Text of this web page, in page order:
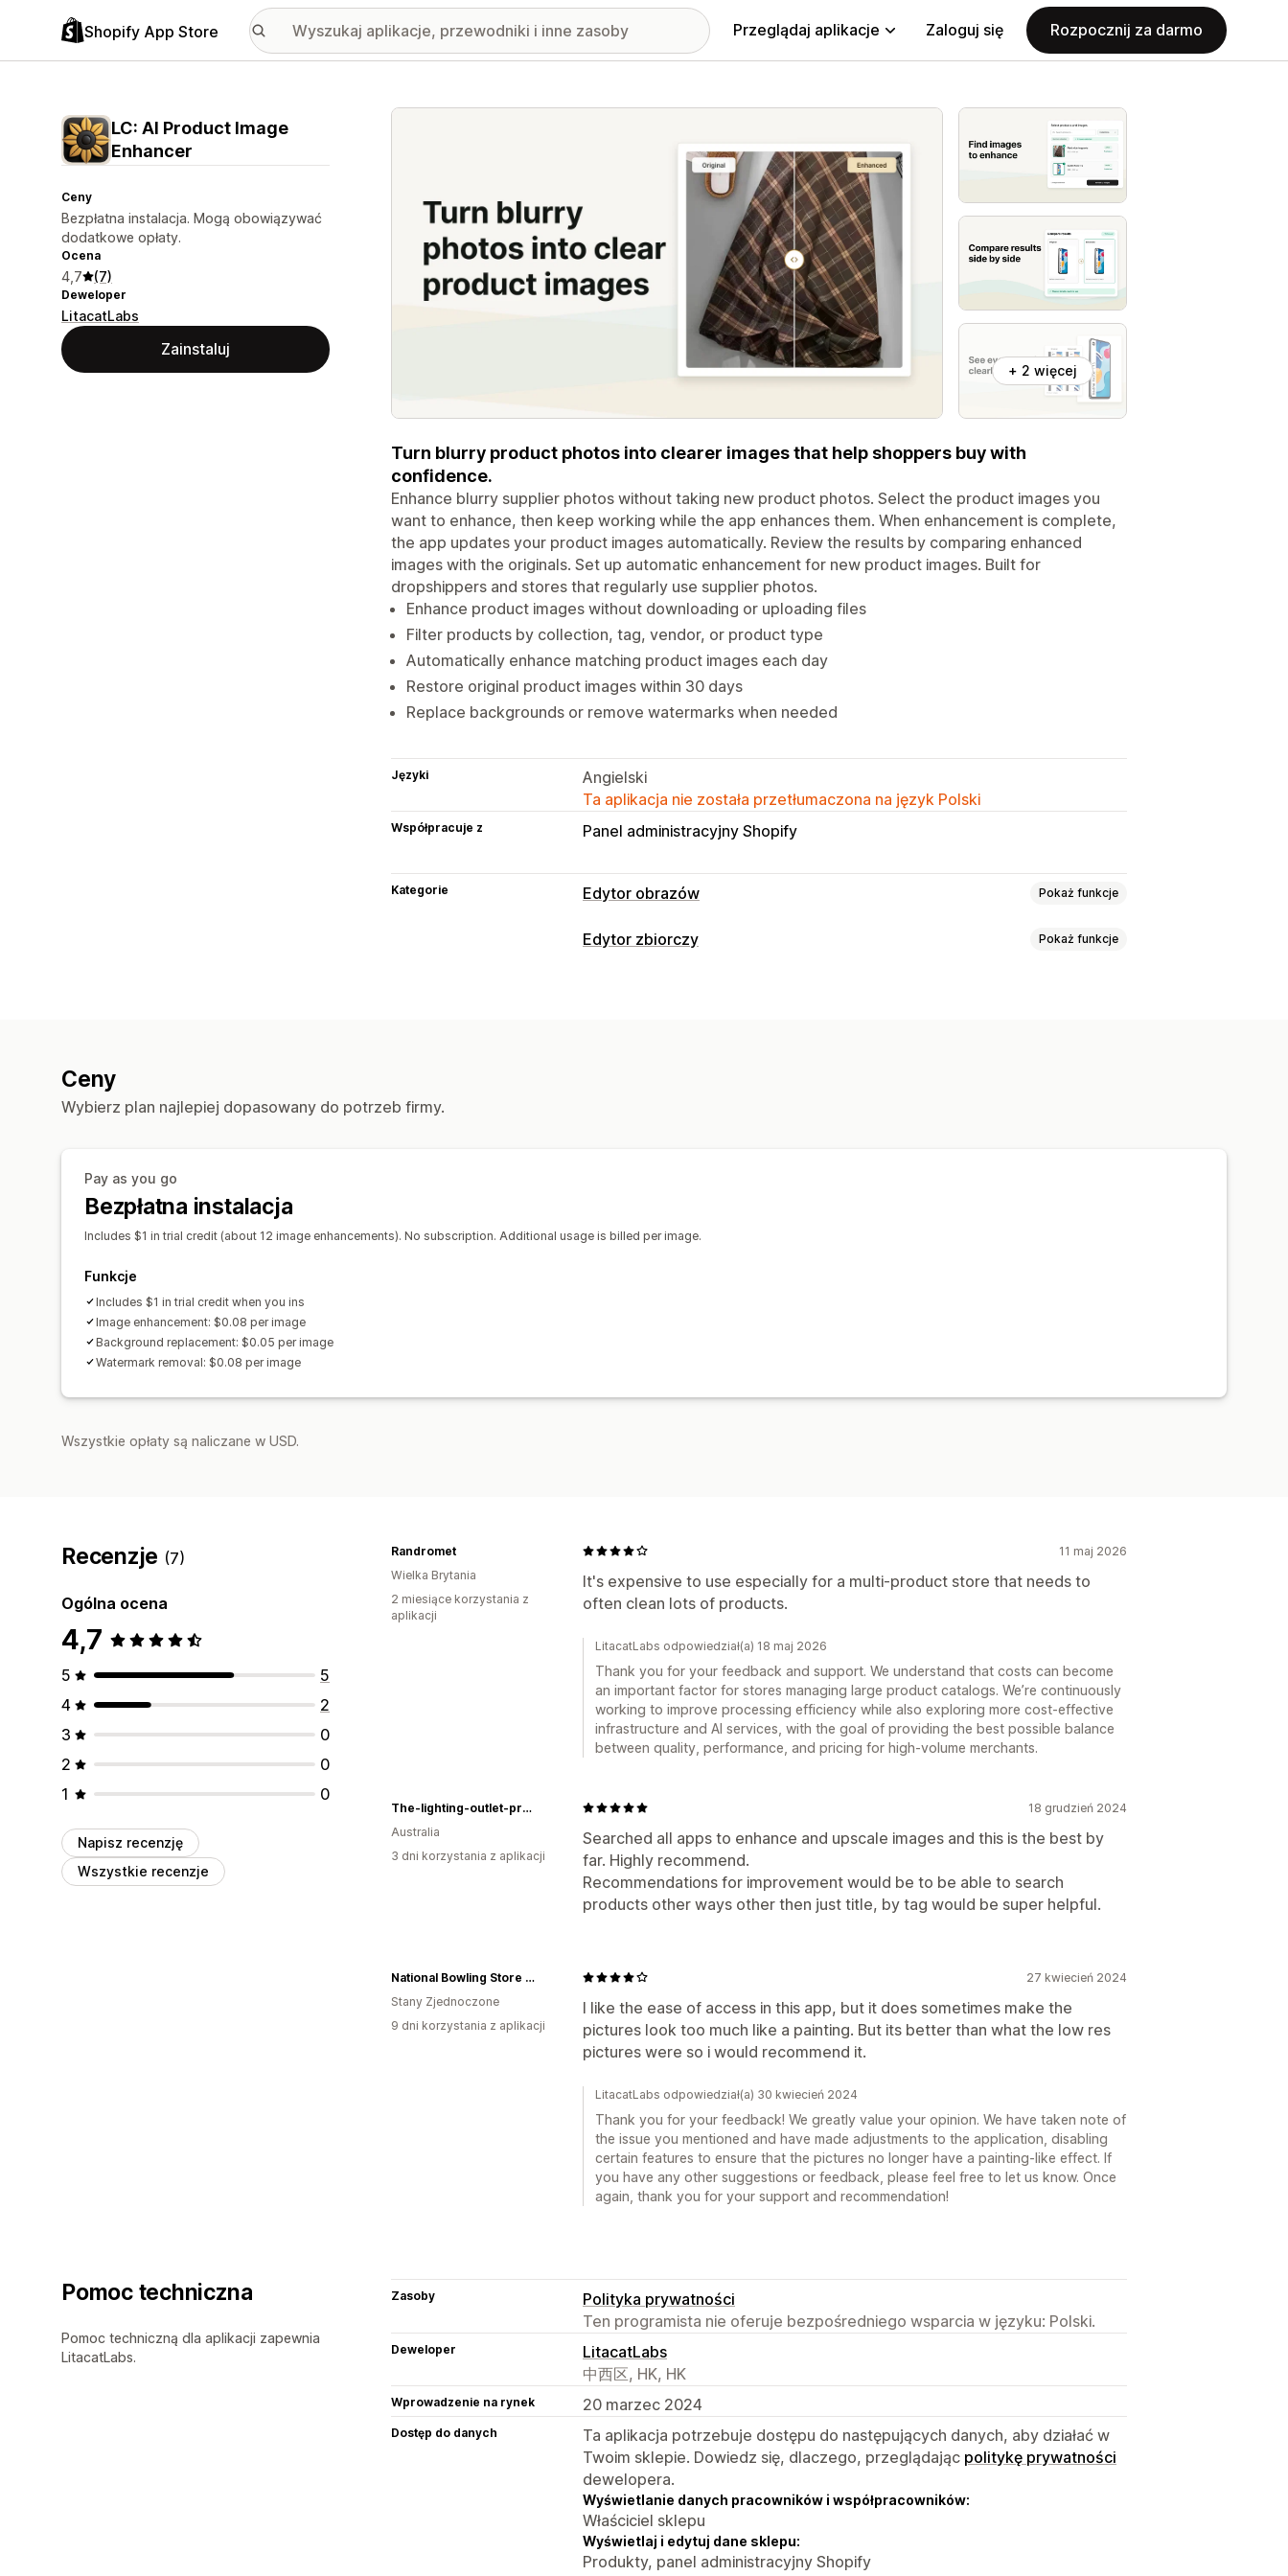
Shopify App Store Przeglądaj aplikacje Zaloguj się Rozpocznij za darmo
LC: AI Product Image
Enhancer
Ceny
Bezpłatna instalacja. Mogą obowiązywać
dodatkowe opłaty.
Ocena
4,7 (7)
Deweloper
LitacatLabs
Zainstaluj
Wyróżnione obrazy w galerii
+ 2 więcej
Turn blurry product photos into clearer images that help shoppers buy with
confidence.
Enhance blurry supplier photos without taking new product photos. Select the product images you
want to enhance, then keep working while the app enhances them. When enhancement is complete,
the app updates your product images automatically. Review the results by comparing enhanced
images with the originals. Set up automatic enhancement for new product images. Built for
dropshippers and stores that regularly use supplier photos.
Enhance product images without downloading or uploading files
Filter products by collection, tag, vendor, or product type
Automatically enhance matching product images each day
Restore original product images within 30 days
Replace backgrounds or remove watermarks when needed
Języki
Angielski
Ta aplikacja nie została przetłumaczona na język Polski
Współpracuje z Panel administracyjny Shopify
Kategorie Edytor obrazów Pokaż funkcje
Optymalizacja obrazów
Edytor zbiorczy Pokaż funkcje
Ceny
Wybierz plan najlepiej dopasowany do potrzeb firmy.
Pay as you go
Bezpłatna instalacja
Includes $1 in trial credit (about 12 image enhancements). No subscription. Additional usage is billed per image.
Funkcje
Includes $1 in trial credit when you ins
Image enhancement: $0.08 per image
Background replacement: $0.05 per image
Watermark removal: $0.08 per image
Wszystkie opłaty są naliczane w USD.
Recenzje (7)
Ogólna ocena
4,7
5
5
4
2
3
0
2
0
1
0
Napisz recenzję
Wszystkie recenzje
11 maj 2026
It's expensive to use especially for a multi-product store that needs to
often clean lots of products.
Randromet
Wielka Brytania
2 miesiące korzystania z
aplikacji
LitacatLabs odpowiedział(a) 18 maj 2026
Thank you for your feedback and support. We understand that costs can become
an important factor for stores managing large product catalogs. We’re continuously
working to improve processing efficiency while also exploring more cost-effective
infrastructure and AI services, with the goal of providing the best possible balance
between quality, performance, and pricing for high-volume merchants.
18 grudzień 2024
Searched all apps to enhance and upscale images and this is the best by
far. Highly recommend.
Recommendations for improvement would be to be able to search
products other ways other then just title, by tag would be super helpful.
The-lighting-outlet-prod
Australia
3 dni korzystania z aplikacji
27 kwiecień 2024
I like the ease of access in this app, but it does sometimes make the
pictures look too much like a painting. But its better than what the low res
pictures were so i would recommend it.
National Bowling Store INC
Stany Zjednoczone
9 dni korzystania z aplikacji
LitacatLabs odpowiedział(a) 30 kwiecień 2024
Thank you for your feedback! We greatly value your opinion. We have taken note of
the issue you mentioned and have made adjustments to the application, disabling
certain features to ensure that the pictures no longer have a painting-like effect. If
you have any other suggestions or feedback, please feel free to let us know. Once
again, thank you for your support and recommendation!
Pomoc techniczna
Pomoc techniczną dla aplikacji zapewnia
LitacatLabs.
Zasoby
Polityka prywatności
Ten programista nie oferuje bezpośredniego wsparcia w języku: Polski.
Deweloper
LitacatLabs
中西区, HK, HK
Wprowadzenie na rynek 20 marzec 2024
Dostęp do danych
Ta aplikacja potrzebuje dostępu do następujących danych, aby działać w
Twoim sklepie. Dowiedz się, dlaczego, przeglądając politykę prywatności
dewelopera.
Wyświetlanie danych pracowników i współpracowników:
Właściciel sklepu
Wyświetlaj i edytuj dane sklepu:
Produkty, panel administracyjny Shopify